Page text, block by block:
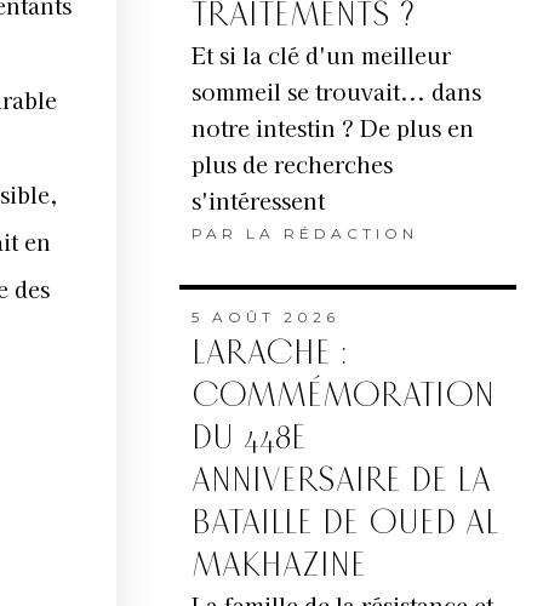
en
des
TRAITEMENTS ?
Et si la clé d'un meilleur
sommeil se trouvait... dans
notre intestin ? De plus en
plus de recherches
s'intéressent
PAR LA RÉDACTION
5 AOÛT 2026
LARACHE :
COMMÉMORATION
DU 448E
ANNIVERSAIRE DE LA
BATAILLE DE OUED AL
MAKHAZINE